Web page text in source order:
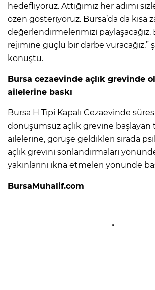
hedefliyoruz. Attığımız her adımı
özen gösteriyoruz. Bursa’da da kısa
değerlendirmelerimizi paylaşacağız.
rejimine güçlü bir darbe vuracağız.”
konuştu.
Bursa cezaevinde açlık grevinde
ailelerine baskı
Bursa H Tipi Kapalı Cezaevinde
dönüşümsüz açlık grevine başlayan
ailelerine, görüşe geldikleri sırada
açlık grevini sonlandırmaları
yakınlarını ikna etmeleri yönünde
BursaMuhalif.com